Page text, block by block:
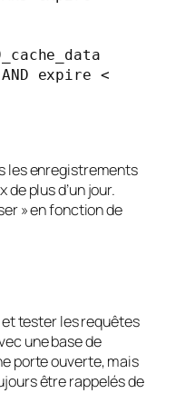
les enregistrements
plus d’un jour.
» en fonction de
tester les requêtes
une base de
porte ouverte, mais
être rappelés de